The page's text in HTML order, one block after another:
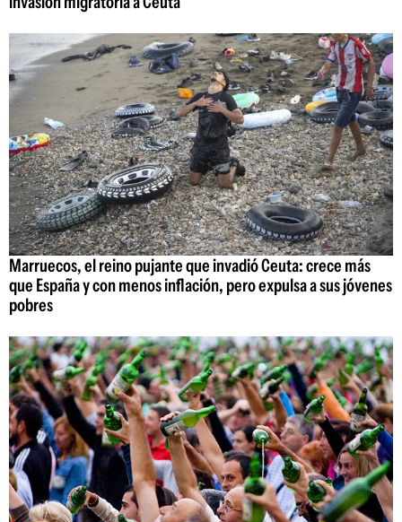
Marruecos, el reino pujante que invadió Ceuta: crece más
que España y con menos inflación, pero expulsa a sus jóvenes
pobres